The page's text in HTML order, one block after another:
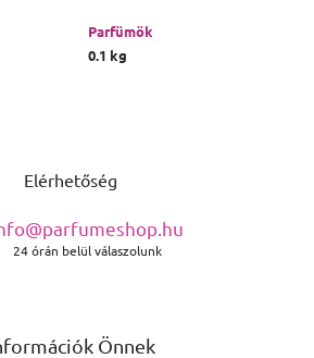
Parfümök
0.1 kg
Elérhetőség
24 órán belül válaszolunk
Önnek